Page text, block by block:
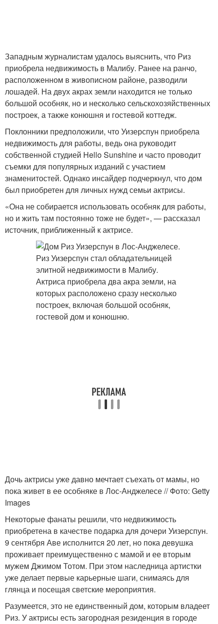
Западным журналистам удалось выяснить, что Риз
приобрела недвижимость в Малибу. Ранее на ранчо,
расположенном в живописном районе, разводили
лошадей. На двух акрах земли находится не только
большой особняк, но и несколько сельскохозяйственных
построек, а также конюшня и гостевой коттедж.
Поклонники предположили, что Уизерспун приобрела
недвижимость для работы, ведь она руководит
собственной студией Hello Sunshine и часто проводит
съемки для популярных изданий с участием
знаменитостей. Однако инсайдер подчеркнул, что дом
был приобретен для личных нужд семьи актрисы.
«Она не собирается использовать особняк для работы,
но и жить там постоянно тоже не будет», — рассказал
источник, приближенный к актрисе.
Дочь актрисы уже давно мечтает съехать от мамы, но
пока живет в ее особняке в Лос-Анджелесе // Фото: Getty
Images
Некоторые фанаты решили, что недвижимость
приобретена в качестве подарка для дочери Уизерспун.
9 сентября Аве исполнится 20 лет, но пока девушка
проживает преимущественно с мамой и ее вторым
мужем Джимом Тотом. При этом наследница артистки
уже делает первые карьерные шаги, снимаясь для
глянца и посещая светские мероприятия.
Разумеется, это не единственный дом, которым владеет
Риз. У актрисы есть загородная резиденция в городе